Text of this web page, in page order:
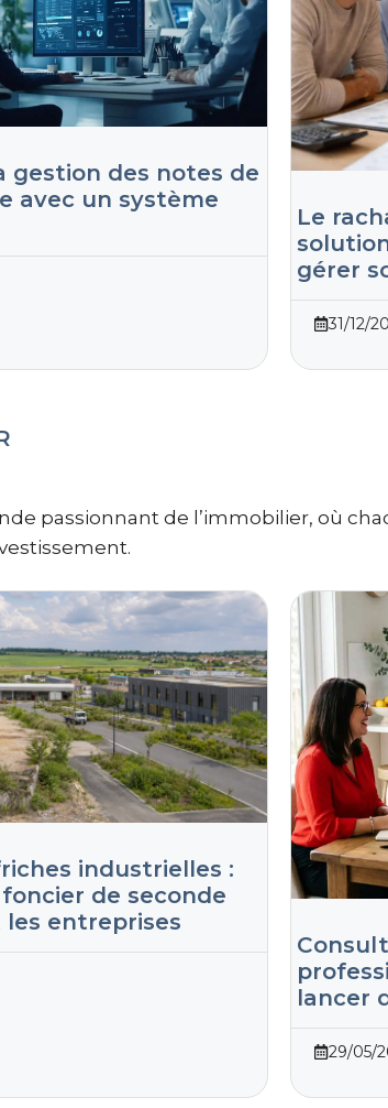
gestion des notes de
avec un système
Le
gérer
31/12/
passionnant de l’immobilier, où
industrielles :
de seconde
les entreprises
lancer
29/05/